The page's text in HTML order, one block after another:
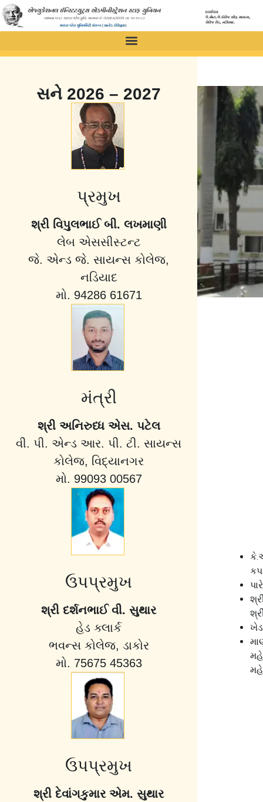
સને 2026 – 2027
પ્રમુખ
શ્રી વિપુલભાઈ બી. લખમાણી
લેબ એસસીસ્ટન્ટ
જે. એન્ડ જે. સાયન્સ કોલેજ,
નડિયાદ
મો. 94286 61671
મંત્રી
શ્રી અનિરુધ્ધ એસ. પટેલ
વી. પી. એન્ડ આર. પી. ટી. સાયન્સ
કોલેજ, વિદ્યાનગર
મો. 99093 00567
ઉપપ્રમુખ
શ્રી દર્શનભાઈ વી. સુથાર
હેડ ક્લાર્ક
ભવન્સ કોલેજ, ડાકોર
મો. 75675 45363
ઉપપ્રમુખ
શ્રી દેવાંગકુમાર એમ. સુથાર